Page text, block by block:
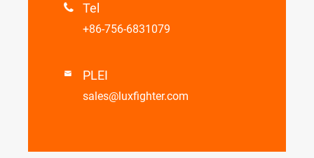
 Tel
+86-756-6831079
 PLEI
sales@luxfighter.com